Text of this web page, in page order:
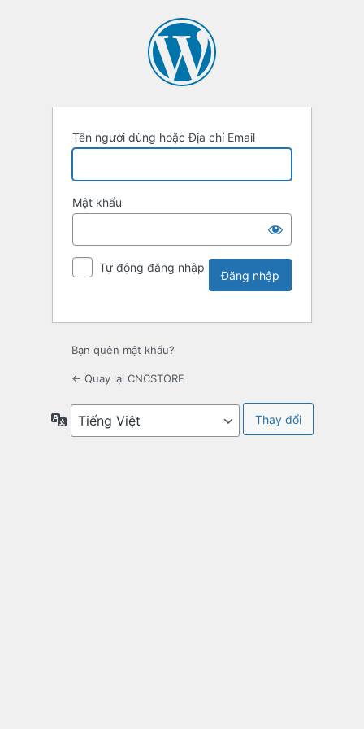
Tên người dùng hoặc Địa chỉ Email
Mật khẩu
Tự động đăng nhập
Bạn quên mật khẩu?
← Quay lại CNCSTORE
Ngôn
ngữ